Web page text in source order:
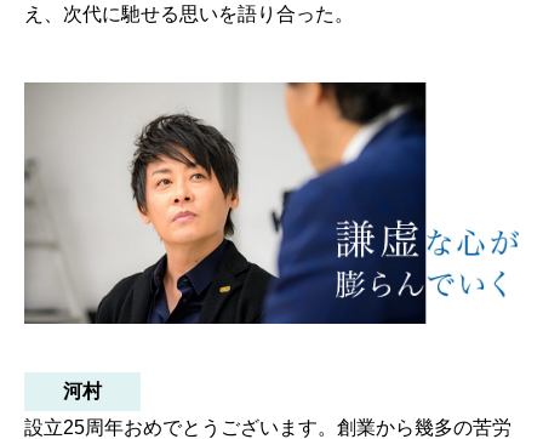
え、次代に馳せる思いを語り合った。
河村
設立25周年おめでとうございます。創業から幾多の苦労